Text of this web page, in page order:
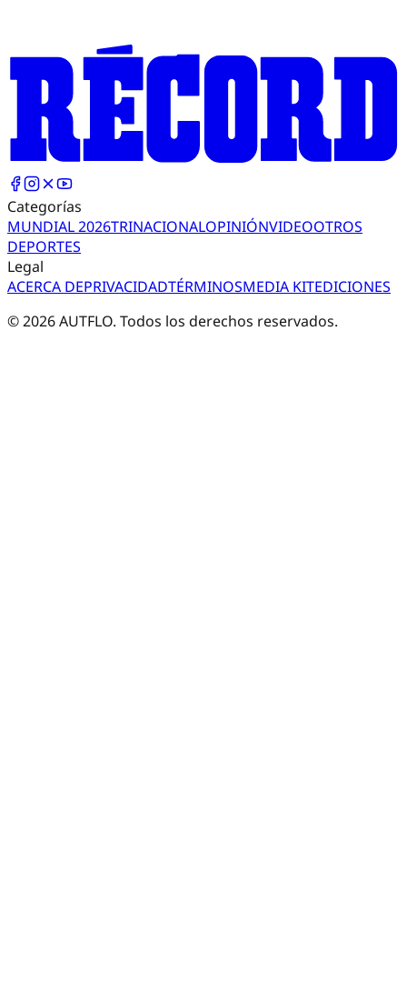
Categorías
MUNDIAL 2026TRINACIONALOPINIÓNVIDEOOTROS
DEPORTES
Legal
ACERCA DEPRIVACIDADTÉRMINOSMEDIA KITEDICIONES
©2026AUTFLO. Todos los derechos reservados.